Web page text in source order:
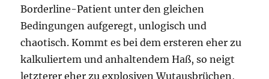
Borderline-Patient unter den gleichen
Bedingungen aufgeregt, unlogisch und
chaotisch. Kommt es bei dem ersteren eher zu
kalkuliertem und anhaltendem Haß, so neigt
letzterer eher zu explosiven Wutausbrüchen,